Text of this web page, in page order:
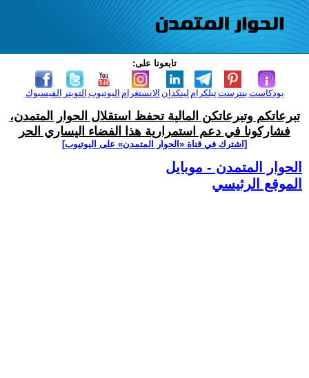
تابعونا على:
الفيسبوك التويتر اليوتيوب الانستغرام لينكدإن تيلكرامبنترست بودكاست
تبرعاتكم وتبرعاتكن المالية تحفظ استقلال الحوار المتمدن،
فشاركونا في دعم استمرارية هذا الفضاء اليساري الحر
[اشترك في قناة ‫«الحوار المتمدن» على اليوتيوب]
الحوار المتمدن - موبايل
الموقع الرئيسي